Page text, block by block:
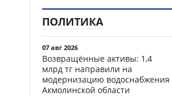
ПОЛИТИКА
07 авг 2026
Возвращённые активы: 1,4
млрд тг направили на
модернизацию водоснабжения
Акмолинской области